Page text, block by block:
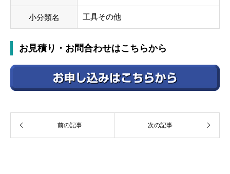
小分類名 工具その他
お見積り・お問合わせはこちらから
前の記事 次の記事